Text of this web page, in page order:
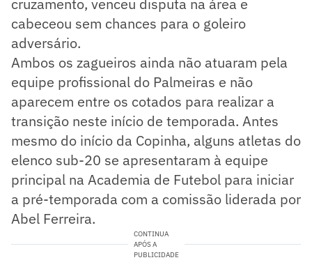
cabeceou sem chances para o goleiro
adversário.
Ambos os zagueiros ainda não atuaram pela
equipe profissional do Palmeiras e não
aparecem entre os cotados para realizar a
transição neste início de temporada. Antes
mesmo do início da Copinha, alguns atletas do
elenco sub-20 se apresentaram à equipe
principal na Academia de Futebol para iniciar
a pré-temporada com a comissão liderada por
Abel Ferreira.
CONTINUA
APÓS A
PUBLICIDADE